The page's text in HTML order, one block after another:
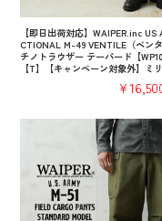
【即日出荷対応】WAIPER.inc US
CTIONAL M-49 VENTILE（ベンタ
チノトラウザー テーパード【
【T】【キャンペーン対象外】ミ